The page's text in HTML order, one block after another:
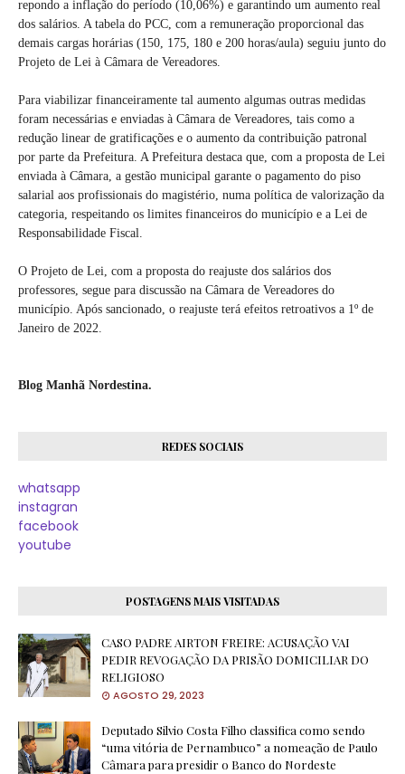
repondo a inflação do período (10,06%) e garantindo um aumento real
dos salários. A tabela do PCC, com a remuneração proporcional das
demais cargas horárias (150, 175, 180 e 200 horas/aula) seguiu junto do
Projeto de Lei à Câmara de Vereadores.
Para viabilizar financeiramente tal aumento algumas outras medidas
foram necessárias e enviadas à Câmara de Vereadores, tais como a
redução linear de gratificações e o aumento da contribuição patronal
por parte da Prefeitura. A Prefeitura destaca que, com a proposta de Lei
enviada à Câmara, a gestão municipal garante o pagamento do piso
salarial aos profissionais do magistério, numa política de valorização da
categoria, respeitando os limites financeiros do município e a Lei de
Responsabilidade Fiscal.
O Projeto de Lei, com a proposta do reajuste dos salários dos
professores, segue para discussão na Câmara de Vereadores do
município. Após sancionado, o reajuste terá efeitos retroativos a 1º de
Janeiro de 2022.
Blog Manhã Nordestina.
REDES SOCIAIS
whatsapp
instagran
facebook
youtube
POSTAGENS MAIS VISITADAS
CASO PADRE AIRTON FREIRE: ACUSAÇÃO VAI
PEDIR REVOGAÇÃO DA PRISÃO DOMICILIAR DO
RELIGIOSO
AGOSTO 29, 2023
Deputado Silvio Costa Filho classifica como sendo
“uma vitória de Pernambuco” a nomeação de Paulo
Câmara para presidir o Banco do Nordeste